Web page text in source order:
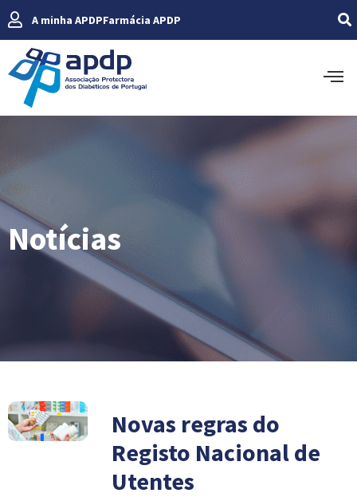
A minha APDPFarmácia APDP
Notícias
Novas regras do
Registo Nacional de
Utentes